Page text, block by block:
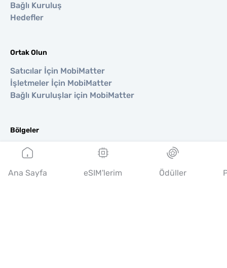
Bağlı Kuruluş
Hedefler
Ortak Olun
Satıcılar İçin MobiMatter
İşletmeler İçin MobiMatter
Bağlı Kuruluşlar için MobiMatter
Bölgeler
Avrupa için eSIM
Asya için eSIM
Amerika için eSIM
Ana Sayfa eSIM'lerim Ödüller